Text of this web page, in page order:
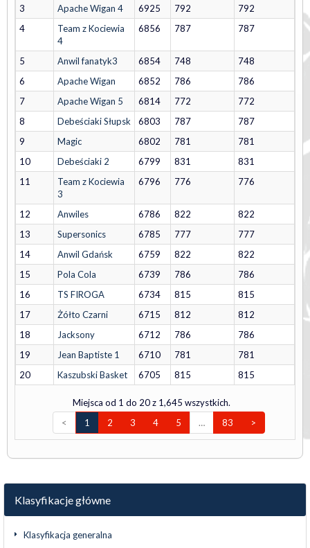
3
Apache Wigan 4 6925 792
792
4
Team z Kociewia
4
6856 787 787
5 Anwil fanatyk3 6854 748
748
6
Apache Wigan 6852 786
786
7
Apache Wigan 5 6814 772
772
8
Debeściaki Słupsk 6803 787
787
9
Magic 6802 781
781
10
Debeściaki 2 6799 831
831
11
Team z Kociewia
3
6796 776 776
12 Anwiles 6786 822
822
13
Supersonics 6785 777
777
14
Anwil Gdańsk 6759 822
822
15
Pola Cola 6739 786
786
16
TS FIROGA 6734 815
815
17
Żółto Czarni 6715 812
812
18
Jacksony 6712 786
786
19
Jean Baptiste 1 6710 781
781
20
Kaszubski Basket 6705 815 815
Miejsca od 1 do 20 z 1,645 wszystkich.
<
1 2 3 4 5 … 83 >
Klasyfikacje główne
Klasyfikacja generalna